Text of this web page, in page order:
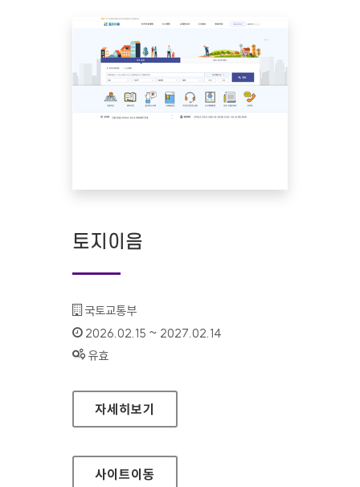
토지이음
기관명 :
국토교통부
인증기간 :
2026.02.15 ~ 2027.02.14
상태 :
유효
토지이음
자세히보기
사이트이동